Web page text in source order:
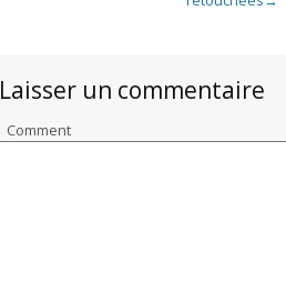
Laisser un commentaire
Comment